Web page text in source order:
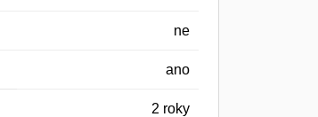
ne
ano
2 roky